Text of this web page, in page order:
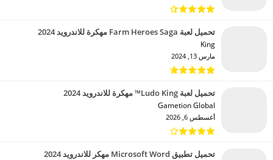
تحميل لعبة Farm Heroes Saga مهكرة للاندرويد 2024
King‏
مارس 13, 2024
تحميل لعبة Ludo King™ مهكرة للاندرويد 2024
Gametion Global‏
أغسطس 6, 2026
تحميل تطبيق Microsoft Word مهكر للاندرويد 2024